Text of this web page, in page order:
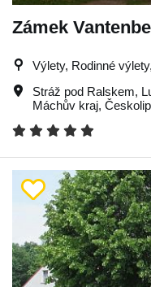
Zámek
Výlety, Rodinné
Stráž pod Ralskem,
Máchův kraj,